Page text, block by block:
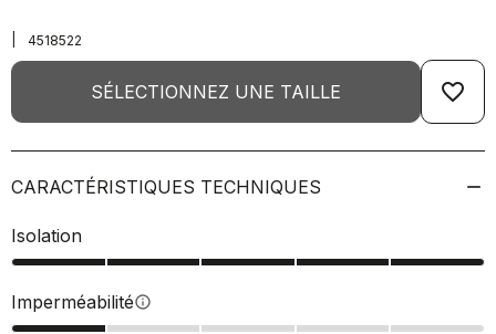
4518522
SÉLECTIONNEZ UNE TAILLE favorite_border
CARACTÉRISTIQUES TECHNIQUES
Isolation
Imperméabilitéinfo